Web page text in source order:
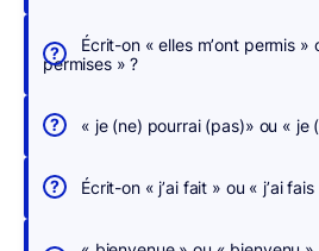
s
h
r
h
Écrit-on « elles m’ont permis »
permises » ?
« je (ne) pourrai (pas)» ou « je
Écrit-on « j’ai fait » ou « j’ai fais